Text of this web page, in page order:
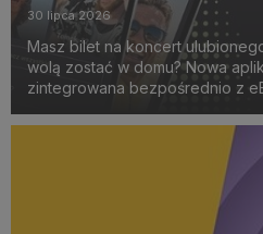
30 lipca 2026
Masz bilet na koncert
wolą zostać w domu? Nowa
zintegrowana bezpośrednio z
się na to samo wydarzenie